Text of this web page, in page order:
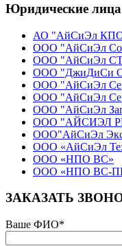
Юридические
АО "АйСиЭл
ООО "АйСиЭл
ООО "АйСиЭл
ООО "ДжиДиСи
ООО "АйСиЭл
ООО "АйСиЭл
ООО "АйСиЭл
ООО "АЙСИЭЛ
ООО"АйСиЭл
ООО «АйСиЭл
ООО «НПО ВС»
ООО «НПО ВС-
ЗАКАЗАТЬ
Ваше ФИО*